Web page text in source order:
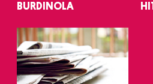
BURDINOLA